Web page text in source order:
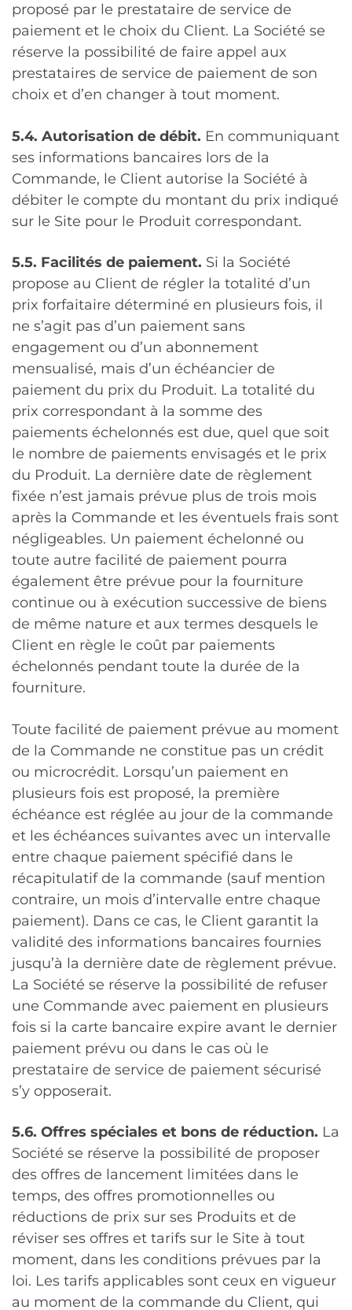
proposé par le prestataire de service de
paiement et le choix du Client. La Société se
réserve la possibilité de faire appel aux
prestataires de service de paiement de son
choix et d’en changer à tout moment.
5.4. Autorisation de débit. En communiquant
ses informations bancaires lors de la
Commande, le Client autorise la Société à
débiter le compte du montant du prix indiqué
sur le Site pour le Produit correspondant.
5.5. Facilités de paiement. Si la Société
propose au Client de régler la totalité d’un
prix forfaitaire déterminé en plusieurs fois, il
ne s’agit pas d’un paiement sans
engagement ou d’un abonnement
mensualisé, mais d’un échéancier de
paiement du prix du Produit. La totalité du
prix correspondant à la somme des
paiements échelonnés est due, quel que soit
le nombre de paiements envisagés et le prix
du Produit. La dernière date de règlement
fixée n’est jamais prévue plus de trois mois
après la Commande et les éventuels frais sont
négligeables. Un paiement échelonné ou
toute autre facilité de paiement pourra
également être prévue pour la fourniture
continue ou à exécution successive de biens
de même nature et aux termes desquels le
Client en règle le coût par paiements
échelonnés pendant toute la durée de la
fourniture.
Toute facilité de paiement prévue au moment
de la Commande ne constitue pas un crédit
ou microcrédit. Lorsqu’un paiement en
plusieurs fois est proposé, la première
échéance est réglée au jour de la commande
et les échéances suivantes avec un intervalle
entre chaque paiement spécifié dans le
récapitulatif de la commande (sauf mention
contraire, un mois d’intervalle entre chaque
paiement). Dans ce cas, le Client garantit la
validité des informations bancaires fournies
jusqu’à la dernière date de règlement prévue.
La Société se réserve la possibilité de refuser
une Commande avec paiement en plusieurs
fois si la carte bancaire expire avant le dernier
paiement prévu ou dans le cas où le
prestataire de service de paiement sécurisé
s’y opposerait.
5.6. Offres spéciales et bons de réduction. La
Société se réserve la possibilité de proposer
des offres de lancement limitées dans le
temps, des offres promotionnelles ou
réductions de prix sur ses Produits et de
réviser ses offres et tarifs sur le Site à tout
moment, dans les conditions prévues par la
loi. Les tarifs applicables sont ceux en vigueur
au moment de la commande du Client, qui